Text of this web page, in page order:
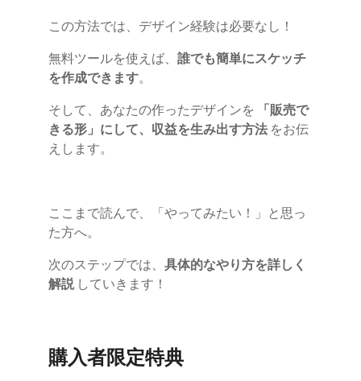
この方法では、デザイン経験は必要なし！
無料ツールを使えば、 誰でも簡単にスケッチ
を作成できます
そして、あなたの作ったデザインを
「販売で
きる形」にして、収益を生み出す方法 をお伝
えします。
ここまで読んで、「やってみたい！」と思っ
た方へ。
次のステップでは、 具体的なやり方を詳しく
解説 していきます！
購入者限定特典